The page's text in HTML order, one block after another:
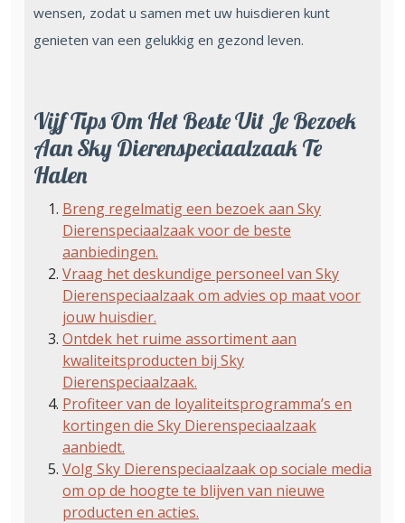
wensen, zodat u samen met uw huisdieren kunt
genieten van een gelukkig en gezond leven.
Vijf Tips Om Het Beste Uit Je Bezoek
Aan Sky Dierenspeciaalzaak Te
Halen
Breng regelmatig een bezoek aan Sky
Dierenspeciaalzaak voor de beste
aanbiedingen.
Vraag het deskundige personeel van Sky
Dierenspeciaalzaak om advies op maat voor
jouw huisdier.
Ontdek het ruime assortiment aan
kwaliteitsproducten bij Sky
Dierenspeciaalzaak.
Profiteer van de loyaliteitsprogramma’s en
kortingen die Sky Dierenspeciaalzaak
aanbiedt.
Volg Sky Dierenspeciaalzaak op sociale media
om op de hoogte te blijven van nieuwe
producten en acties.